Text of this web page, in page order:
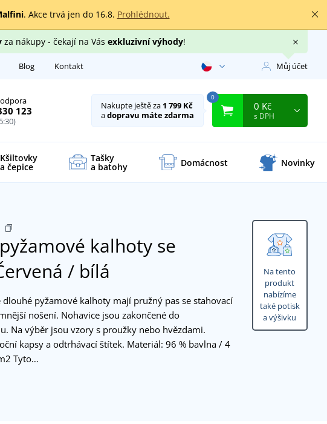
. Akce trvá jen do 16.8. Prohlédnout.
za nákupy - čekají na Vás exkluzivní výhody!
Blog Kontakt Můj účet
123 Nakupte ještě za 1 799 Kč
adopravu máte zdarma
0
0 Kč
s DPH
Kšiltovky
a čepice
Tašky
a batohy Domácnost Novinky
Na tento
produkt
nabízíme
také potisk
a výšivku
kalhoty se
/ bílá
dlouhé pyžamové kalhoty mají pružný pas se stahovací
nošení. Nohavice jsou zakončené do
Na výběr jsou vzory s proužky nebo hvězdami.
kapsy a odtrhávací štítek. Materiál: 96 % bavlna / 4
Tyto…